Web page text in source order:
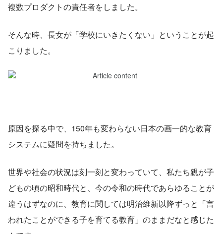
複数プロダクトの責任者をしました。
そんな時、長女が「学校にいきたくない」ということが起
こりました。
原因を探る中で、150年も変わらない日本の画一的な教育
システムに疑問を持ちました。
世界や社会の状況は刻一刻と変わっていて、私たち親が子
どもの頃の昭和時代と、今の令和の時代であらゆることが
違うはずなのに、教育に関しては明治維新以降ずっと「言
われたことができる子を育てる教育」のままだなと感じた